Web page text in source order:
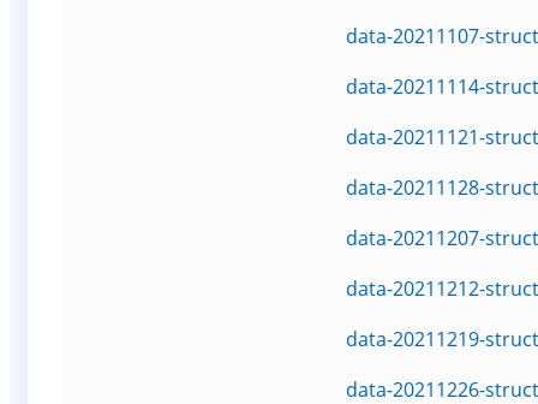
data-20211107-
data-20211114-
data-20211121-
data-20211128-
data-20211207-
data-20211212-
data-20211219-
data-20211226-